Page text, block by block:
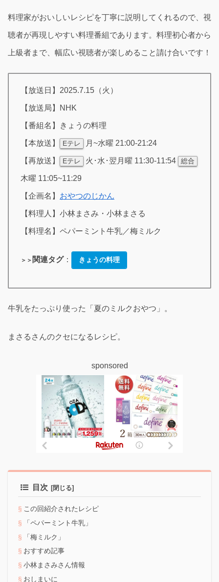
料理家がおいしいレシピを丁寧に説明してくれるので、視
聴者が再現しやすい料理番組であります。料理初心者から
上級者まで、幅広い視聴者が楽しめること請け合いです！
【放送日】2025.7.15（火）
【放送局】NHK
【番組名】きょうの料理
【本放送】 Eテレ 月~水曜 21:00-21:24
【再放送】 Eテレ 火･水･翌月曜 11:30-11:54 総合
木曜 11:05~11:29
【企画名】 おやつのじかん
【料理人】小林まさみ・小林まさる
【料理名】ペパーミント牛乳／梅ミルク
＞＞ 関連タグ： きょうの料理
牛乳をたっぷり使った「夏のミルクおやつ」。
まさるさんのクセになるレシピ。
sponsored
目次
この回紹介されたレシピ
「ペパーミント牛乳」
「梅ミルク」
おすすめ記事
小林まさみさん情報
おしまいに